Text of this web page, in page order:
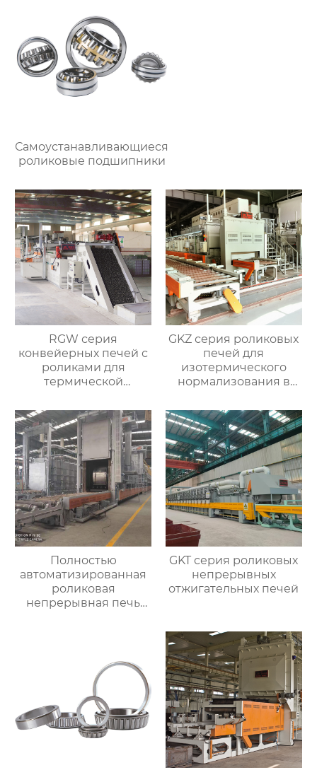
Самоустанавливающиеся
роликовые подшипники
RGW серия
конвейерных печей с
роликами для
термической
GKZ серия роликовых
печей для
изотермического
нормализования в
процессе
Полностью
автоматизированная
роликовая
непрерывная печь
GKT серия роликовых
непрерывных
отжигательных печей